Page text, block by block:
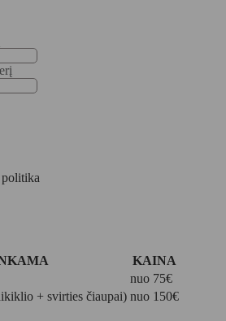
KAINA
nuo 75€
+ svirties čiaupai) nuo 150€